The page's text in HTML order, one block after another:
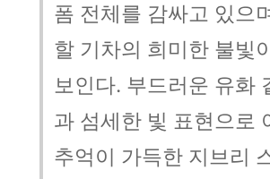
폼 전체를 감싸고 있으
할 기차의 희미한 불빛
보인다. 부드러운 유화
과 섬세한 빛 표현으로
추억이 가득한 지브리